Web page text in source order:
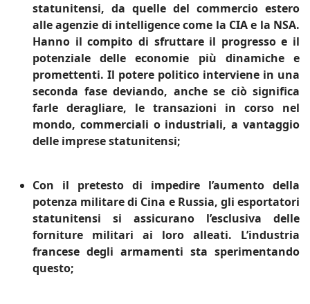
statunitensi, da quelle del commercio estero
alle agenzie di intelligence come la CIA e la NSA.
Hanno il compito di sfruttare il progresso e il
potenziale delle economie più dinamiche e
promettenti. Il potere politico interviene in una
seconda fase deviando, anche se ciò significa
farle deragliare, le transazioni in corso nel
mondo, commerciali o industriali, a vantaggio
delle imprese statunitensi;
Con il pretesto di impedire l’aumento della
potenza militare di Cina e Russia, gli esportatori
statunitensi si assicurano l’esclusiva delle
forniture militari ai loro alleati. L’industria
francese degli armamenti sta sperimentando
questo;